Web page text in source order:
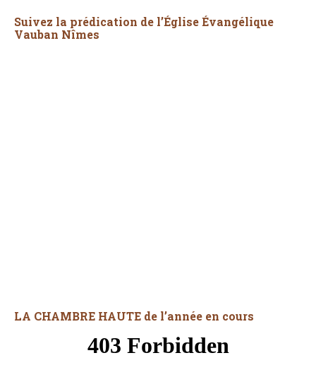
Suivez la prédication de l’Église Évangélique
Vauban Nîmes
LA CHAMBRE HAUTE de l’année en cours